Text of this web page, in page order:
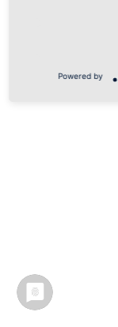
Powered by